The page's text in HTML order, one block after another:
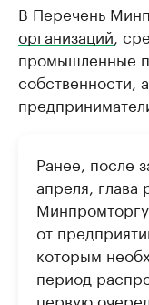
В Перечень
организаций ,
промышленные
собственности,
Ранее, после
апреля, глава
Минпромторгу
от
которым
период
первую